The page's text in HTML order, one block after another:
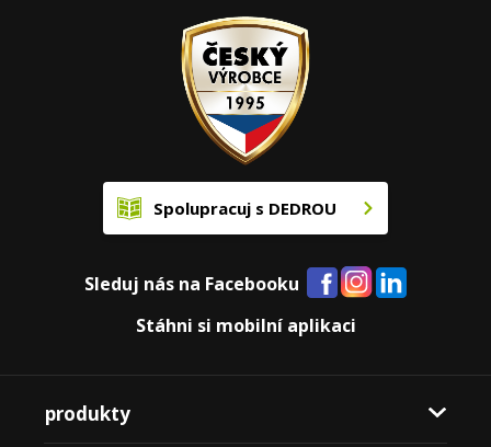
Spolupracuj s DEDROU
Sleduj nás na Facebooku
Stáhni si mobilní aplikaci
produkty